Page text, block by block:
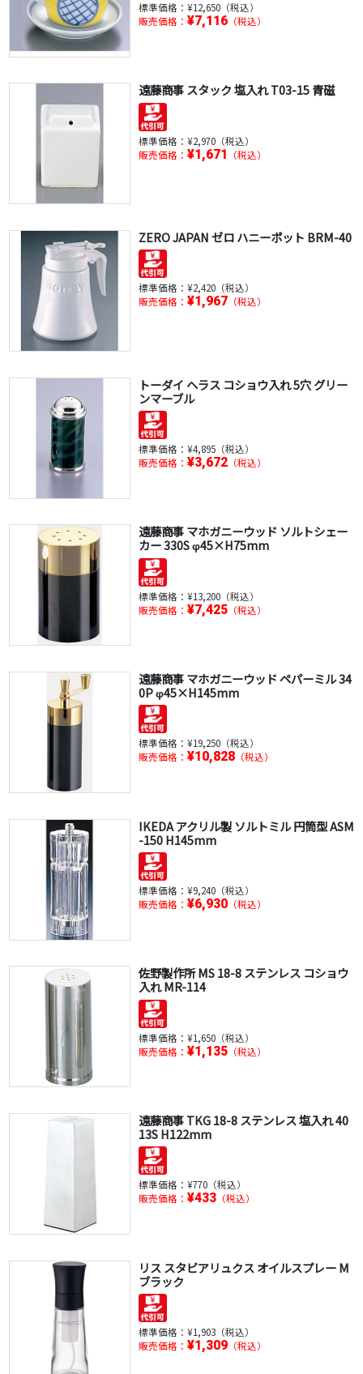
標準価格： ¥12,650（税込）
販売価格： ¥7,116（税込）
遠藤商事 スタック 塩入れ T03-15 青磁
標準価格： ¥2,970（税込）
販売価格： ¥1,671 （税込）
ZERO JAPAN ゼロ ハニーポット BRM-40
標準価格： ¥2,420（税込）
販売価格： ¥1,967（税込）
トーダイ ヘラス コショウ入れ 5穴 グリー
ンマーブル
標準価格： ¥4,895（税込）
販売価格： ¥3,672（税込）
遠藤商事 マホガニーウッド ソルトシェー
カー 330S φ45×H75mm
標準価格： ¥13,200（税込）
販売価格： ¥7,425（税込）
遠藤商事 マホガニーウッド ペパーミル 34
0P φ45×H145mm
標準価格： ¥19,250（税込）
販売価格： ¥10,828（税込）
IKEDA アクリル製 ソルトミル 円筒型 ASM
-150 H145mm
標準価格： ¥9,240（税込）
販売価格： ¥6,930（税込）
佐野製作所 MS 18-8 ステンレス コショウ
入れ MR-114
標準価格： ¥1,650（税込）
販売価格： ¥1,135（税込）
遠藤商事 TKG 18-8 ステンレス 塩入れ 40
13S H122mm
標準価格： ¥770（税込）
販売価格： ¥433（税込）
リス スタビアリュクス オイルスプレー M
ブラック
標準価格： ¥1,903（税込）
販売価格： ¥1,309（税込）